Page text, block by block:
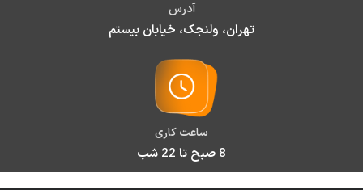
آدرس
تهران، ولنجک، خیابان بیستم
ساعت کاری
8 صبح تا 22 شب